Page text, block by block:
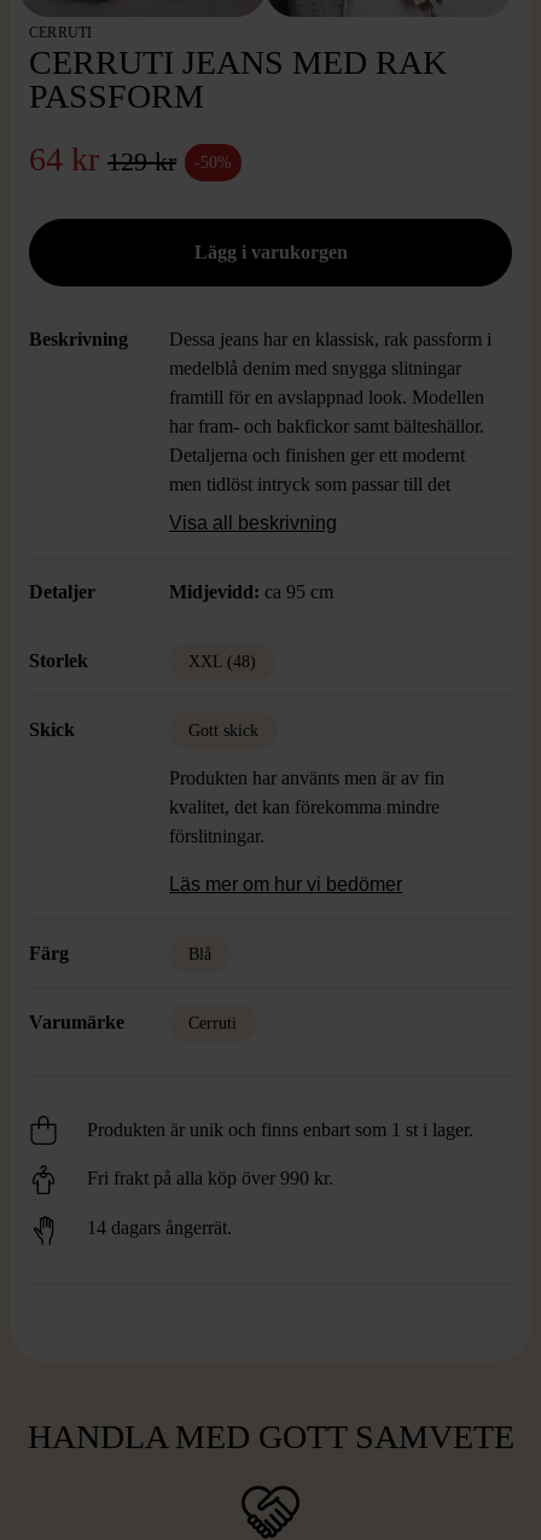
CERRUTI
CERRUTI JEANS MED RAK
PASSFORM
64 kr 129 kr -50%
Beskrivning
Dessa jeans har en klassisk, rak passform i
medelblå denim med snygga slitningar
framtill för en avslappnad look. Modellen
har fram- och bakfickor samt bälteshällor.
Detaljerna och finishen ger ett modernt
men tidlöst intryck som passar till det
mesta.
Visa all beskrivning
Detaljer Midjevidd: ca 95 cm
Storlek XXL (48)
Skick Gott skick
Produkten har använts men är av fin
kvalitet, det kan förekomma mindre
förslitningar.
Läs mer om hur vi bedömer
Färg Blå
Varumärke Cerruti
Produkten är unik och finns enbart som 1 st i lager.
Fri frakt på alla köp över 990 kr.
14 dagars ångerrät.
HANDLA MED GOTT SAMVETE